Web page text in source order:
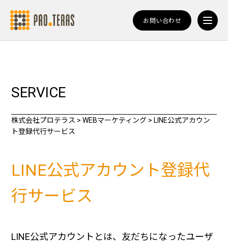
お問い合わせ
SERVICE
株式会社プロテラス >WEBマーケティング > LINE公式アカウン
ト登録代行サービス
LINE公式アカウント登録代
行サービス
LINE公式アカウントとは、友だちになったユーザ